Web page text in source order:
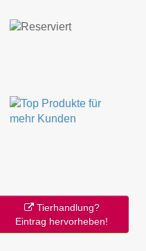
Tierhandlung?
Eintrag hervorheben!